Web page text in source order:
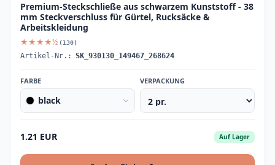
Premium-Steckschließe aus schwarzem Kunststoff - 38
mm Steckverschluss für Gürtel, Rucksäcke &
Arbeitskleidung
★★★★½ (130)
Artikel-Nr.: SK_930130_149467_268624
FARBE
black
VERPACKUNG
1.21 EUR Auf Lager